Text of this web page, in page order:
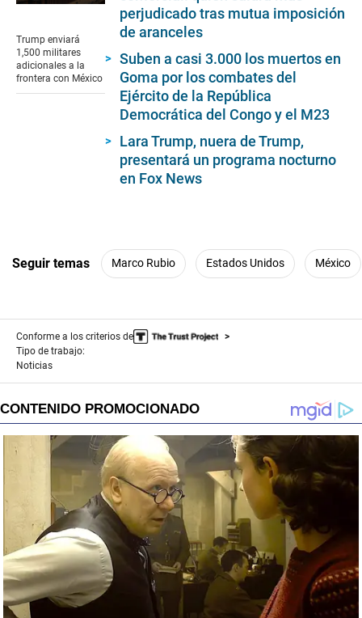
of
2
minutes,
2
Trump enviará
1,500 militares
adicionales a la
frontera con México
perjudicado tras mutua imposición
de aranceles
Suben a casi 3.000 los muertos en
Goma por los combates del
Ejército de la República
Democrática del Congo y el M23
Lara Trump, nuera de Trump,
presentará un programa nocturno
en Fox News
Seguir temas Marco Rubio Estados Unidos México
Conforme a los criterios de
Tipo de trabajo:
Noticias